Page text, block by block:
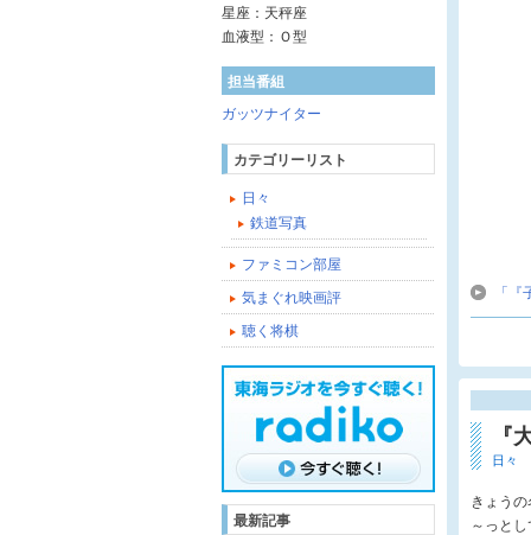
星座：天秤座
血液型：Ｏ型
担当番組
ガッツナイター
カテゴリーリスト
日々
鉄道写真
ファミコン部屋
気まぐれ映画評
聴く将棋
最新記事
「
『
日々
きょう
～っと